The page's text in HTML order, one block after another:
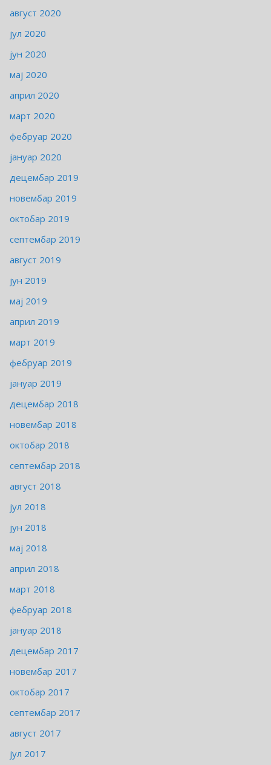
август 2020
јул 2020
јун 2020
мај 2020
април 2020
март 2020
фебруар 2020
јануар 2020
децембар 2019
новембар 2019
октобар 2019
септембар 2019
август 2019
јун 2019
мај 2019
април 2019
март 2019
фебруар 2019
јануар 2019
децембар 2018
новембар 2018
октобар 2018
септембар 2018
август 2018
јул 2018
јун 2018
мај 2018
април 2018
март 2018
фебруар 2018
јануар 2018
децембар 2017
новембар 2017
октобар 2017
септембар 2017
август 2017
јул 2017